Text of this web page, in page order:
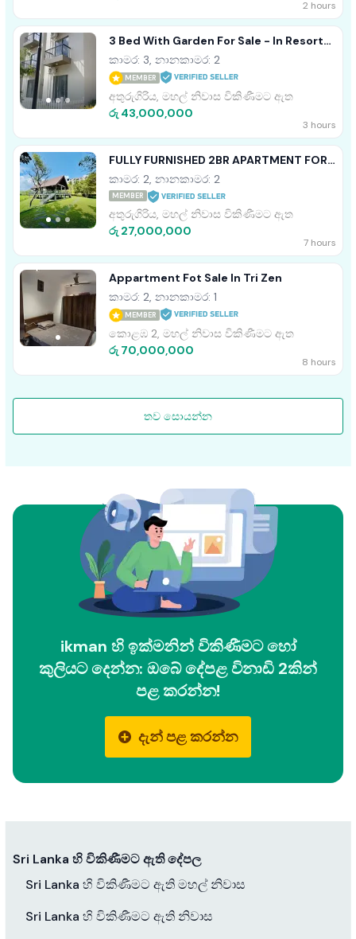
2 hours
3 Bed With Garden For Sale - In Resort
Apartment
කාමර: 3, නානකාමර: 2
MEMBER
අතුරුගිරිය, මහල් නිවාස විකිණීමට ඇත
රු 43,000,000
3 hours
FULLY FURNISHED 2BR APARTMENT FOR
SALE IN ARIYANA RESORT ATHURUGIRIYA
කාමර: 2, නානකාමර: 2
MEMBER
අතුරුගිරිය, මහල් නිවාස විකිණීමට ඇත
රු 27,000,000
7 hours
Appartment Fot Sale In Tri Zen
කාමර: 2, නානකාමර: 1
MEMBER
කොළඹ 2, මහල් නිවාස විකිණීමට ඇත
රු 70,000,000
8 hours
තව සොයන්න
ikman හි ඉක්මනින් විකිණීමට හෝ
කුලියට දෙන්න: ඔබේ දේපළ විනාඩි 2කින්
පළ කරන්න!
දැන් පළ කරන්න
Sri Lanka හි විකිණීමට ඇති දේපල
Sri Lanka හි විකිණීමට ඇති මහල් නිවාස
Sri Lanka හි විකිණීමට ඇති නිවාස